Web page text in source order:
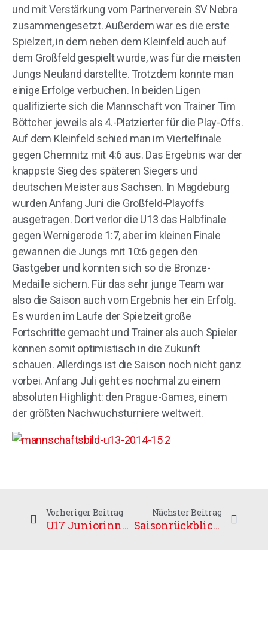
und mit Verstärkung vom Partnerverein SV Nebra
zusammengesetzt. Außerdem war es die erste
Spielzeit, in dem neben dem Kleinfeld auch auf
dem Großfeld gespielt wurde, was für die meisten
Jungs Neuland darstellte. Trotzdem konnte man
einige Erfolge verbuchen. In beiden Ligen
qualifizierte sich die Mannschaft von Trainer Tim
Böttcher jeweils als 4.-Platzierter für die Play-Offs.
Auf dem Kleinfeld schied man im Viertelfinale
gegen Chemnitz mit 4:6 aus. Das Ergebnis war der
knappste Sieg des späteren Siegers und
deutschen Meister aus Sachsen. In Magdeburg
wurden Anfang Juni die Großfeld-Playoffs
ausgetragen. Dort verlor die U13 das Halbfinale
gegen Wernigerode 1:7, aber im kleinen Finale
gewannen die Jungs mit 10:6 gegen den
Gastgeber und konnten sich so die Bronze-
Medaille sichern. Für das sehr junge Team war
also die Saison auch vom Ergebnis her ein Erfolg.
Es wurden im Laufe der Spielzeit große
Fortschritte gemacht und Trainer als auch Spieler
können somit optimistisch in die Zukunft
schauen. Allerdings ist die Saison noch nicht ganz
vorbei. Anfang Juli geht es nochmal zu einem
absoluten Highlight: den Prague-Games, einem
der größten Nachwuchsturniere weltweit.
Vorheriger Beitrag
U17 Juniorinnen gewinnen Silber
Nächster Beitrag
Saisonrückblick U13 weiblich